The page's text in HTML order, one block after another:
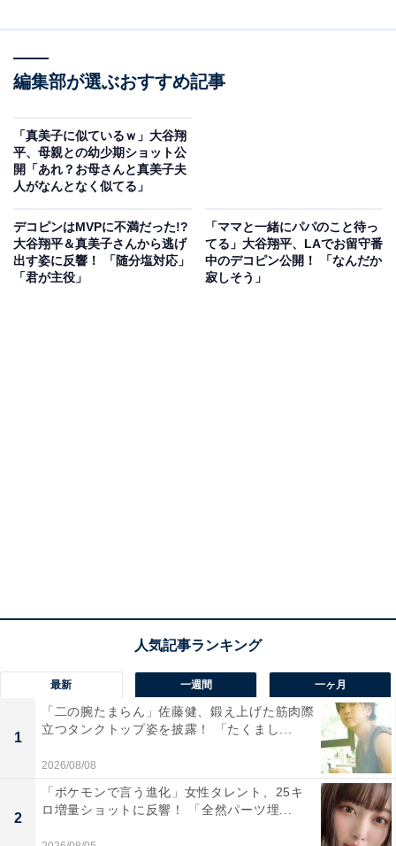
編集部が選ぶおすすめ記事
「真美子に似ているｗ」大谷翔
平、母親との幼少期ショット公
開「あれ？お母さんと真美子夫
人がなんとなく似てる」
デコピンはMVPに不満だった!?
大谷翔平＆真美子さんから逃げ
出す姿に反響！ 「随分塩対応」
「君が主役」
「ママと一緒にパパのこと待っ
てる」大谷翔平、LAでお留守番
中のデコピン公開！ 「なんだか
寂しそう」
最新 一週間 一ヶ月
1
「二の腕たまらん」佐藤健、鍛え上げた筋肉際
立つタンクトップ姿を披露！ 「たくまし...
2026/08/08
2
「ポケモンで言う進化」女性タレント、25キ
ロ増量ショットに反響！ 「全然パーツ埋...